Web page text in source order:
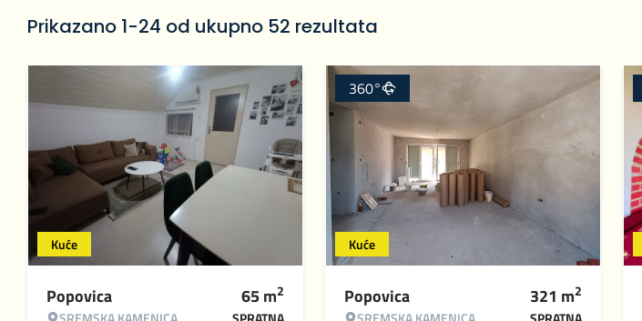
Prikazano 1-24 od ukupno 52 rezultata
Kuće
Popovica 65m2
Kuće
360°
Popovica 321 m2